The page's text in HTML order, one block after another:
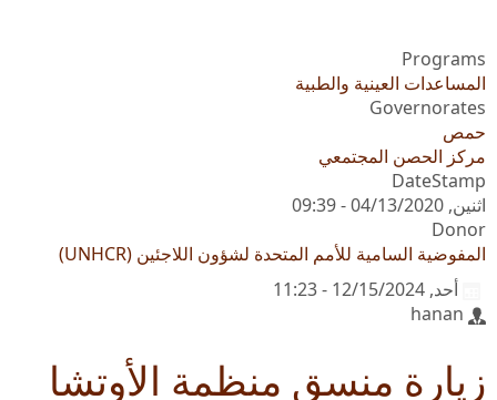
Programs
المساعدات العينية والطبية
Governorates
حمص
مركز الحصن المجتمعي
DateStamp
اثنين, 04/13/2020 - 09:39
Donor
المفوضية السامية للأمم المتحدة لشؤون اللاجئين (UNHCR)
أحد, 12/15/2024 - 11:23
hanan
زيارة منسق منظمة الأوتشا